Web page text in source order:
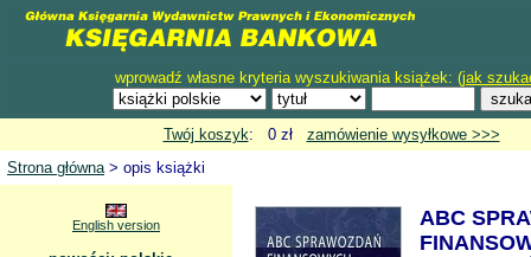
wprowadź własne kryteria wyszukiwania książek: (jak
Twój koszyk: 0 zł zamówienie wysyłkowe >>>
Strona główna> opis książki
English version
ABC